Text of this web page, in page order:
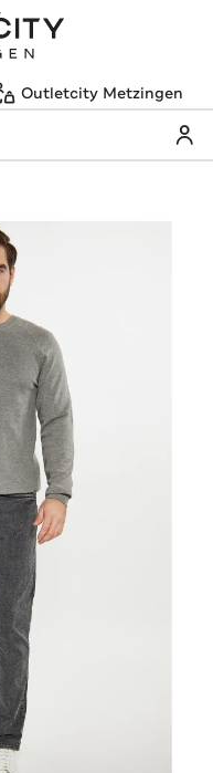
Outletcity Metzingen